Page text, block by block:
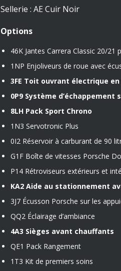
Sellerie : AE Cuir Noir
Options
46K Jantes Carrera Classic 20/21
1NP Enjoliveurs de roue avec
3FE Toit ouvrant électrique
0P9 Système d’échappement
8LH Pack Sport Chrono
1N3 Servotronic Plus
0I2 Réservoir à carburant de 90
G1F Boîte de vitesses Porsche
P14 Rétroviseurs extérieurs et
KA2 Aide au stationnement
3J7 Écusson Porsche sur les
QQ2 Éclairage d’ambiance
4A3 Sièges avant chauffants
QE1 Pack Rangement
1T3 Kit de premiers soins